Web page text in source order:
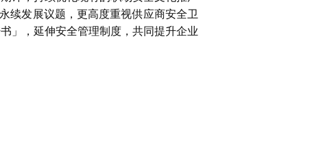
续发展议题，更高度重视供应商安全卫
」，延伸安全管理制度，共同提升企业